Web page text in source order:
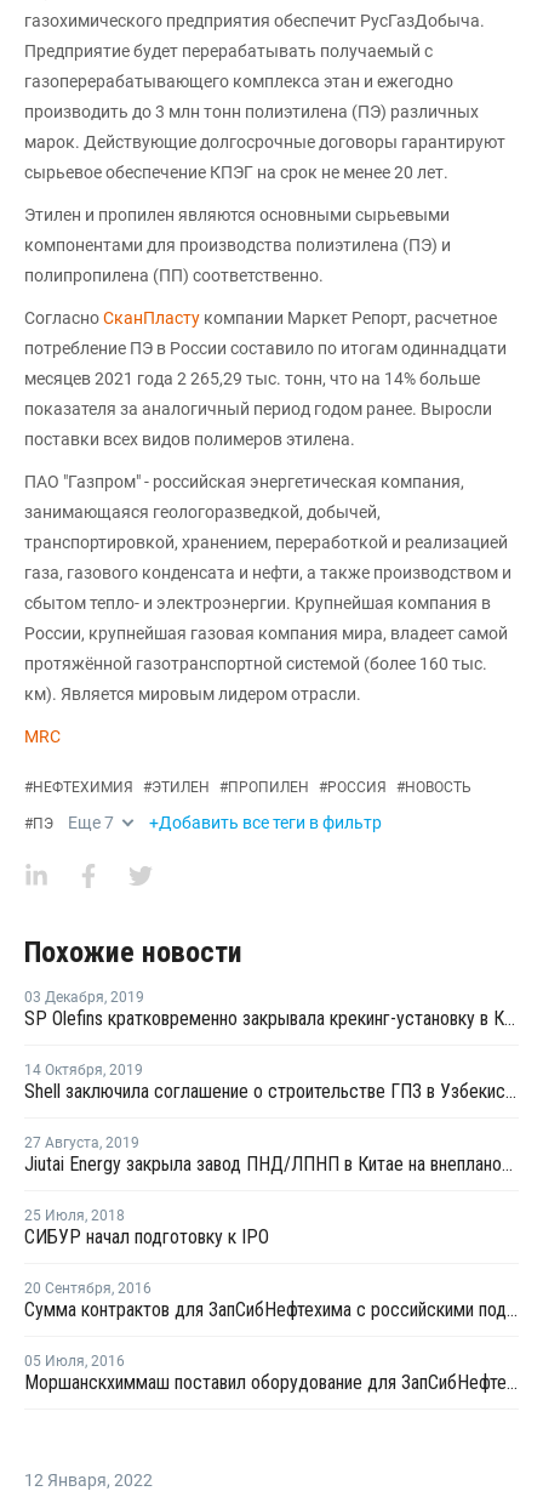
газохимического предприятия обеспечит РусГазДобыча.
Предприятие будет перерабатывать получаемый с
газоперерабатывающего комплекса этан и ежегодно
производить до 3 млн тонн полиэтилена (ПЭ) различных
марок. Действующие долгосрочные договоры гарантируют
сырьевое обеспечение КПЭГ на срок не менее 20 лет.
Этилен и пропилен являются основными сырьевыми
компонентами для производства полиэтилена (ПЭ) и
полипропилена (ПП) соответственно.
СогласноСканПласту компании Маркет Репорт, расчетное
потребление ПЭ в России составило по итогам одиннадцати
месяцев 2021 года 2 265,29 тыс. тонн, что на 14% больше
показателя за аналогичный период годом ранее. Выросли
поставки всех видов полимеров этилена.
ПАО "Газпром" - российская энергетическая компания,
занимающаяся геологоразведкой, добычей,
транспортировкой, хранением, переработкой и реализацией
газа, газового конденсата и нефти, а также производством и
сбытом тепло- и электроэнергии. Крупнейшая компания в
России, крупнейшая газовая компания мира, владеет самой
протяжённой газотранспортной системой (более 160 тыс.
км). Является мировым лидером отрасли.
MRC
#НЕФТЕХИМИЯ #ЭТИЛЕН #ПРОПИЛЕН #РОССИЯ #НОВОСТЬ
#ПЭ Еще7 +Добавить все теги в фильтр
Похожие новости
03 Декабря, 2019
SP Olefins кратковременно закрывала крекинг-установку в Китае из-за технических проблем
14 Октября, 2019
Shell заключила соглашение о строительстве ГПЗ в Узбекистане
27 Августа, 2019
Jiutai Energy закрыла завод ПНД/ЛПНП в Китае на внеплановый ремонт
25 Июля, 2018
СИБУР начал подготовку к IPO
20 Сентября, 2016
Сумма контрактов для ЗапСибНефтехима с российскими подрядчиками составила 224 млрд рублей
05 Июля, 2016
Моршанскхиммаш поставил оборудование для ЗапСибНефтехима
12 Января, 2022